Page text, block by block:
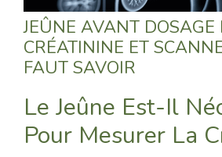
JEÛNE AVANT DOSAGE
CRÉATININE ET
FAUT SAVOIR
Le Jeûne Est-Il
Pour Mesurer La